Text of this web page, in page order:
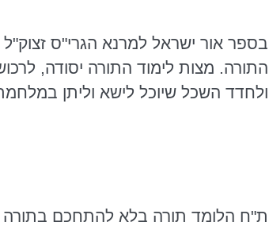
בספר אור ישראל למרנא הגרי"ס
התורה. מצות לימוד התורה יסודה,
ולחדד השכל שיוכל לישא וליתן
ת"ח הלומד תורה בלא להתחכם בתורה